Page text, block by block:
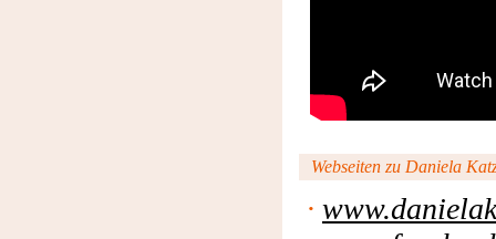
Webseiten zu Daniela
·